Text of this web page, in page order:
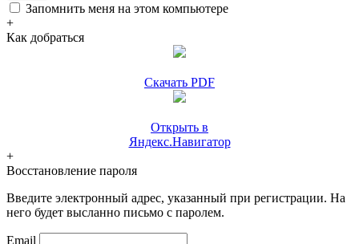
Запомнить меня на этом компьютере
+
Как добраться
Скачать PDF
Открыть в
Яндекс.Навигатор
+
Восстановление пароля
Введите электронный адрес, указанный при регистрации. На
него будет высланно письмо с паролем.
Email